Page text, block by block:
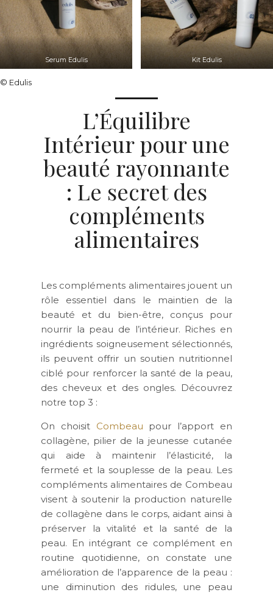
Serum Edulis Kit Edulis
© Edulis
L’Équilibre
Intérieur pour une
beauté rayonnante
: Le secret des
compléments
alimentaires
Les compléments alimentaires jouent un
rôle essentiel dans le maintien de la
beauté et du bien-être, conçus pour
nourrir la peau de l’intérieur. Riches en
ingrédients soigneusement sélectionnés,
ils peuvent offrir un soutien nutritionnel
ciblé pour renforcer la santé de la peau,
des cheveux et des ongles. Découvrez
notre top 3 :
On choisit Combeau pour l’apport en
collagène, pilier de la jeunesse cutanée
qui aide à maintenir l’élasticité, la
fermeté et la souplesse de la peau. Les
compléments alimentaires de Combeau
visent à soutenir la production naturelle
de collagène dans le corps, aidant ainsi à
préserver la vitalité et la santé de la
peau. En intégrant ce complément en
routine quotidienne, on constate une
amélioration de l’apparence de la peau :
une diminution des ridules, une peau